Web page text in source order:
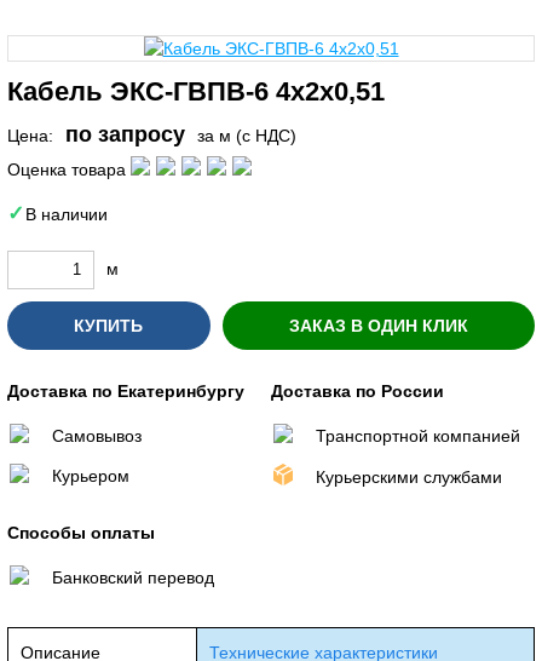
Кабель ЭКС-ГВПВ-6 4х2х0,51
Цена: по запросу
за м (с НДС)
Оценка товара
В наличии
м
КУПИТЬ ЗАКАЗ В ОДИН КЛИК
Доставка по Екатеринбургу
Самовывоз
Курьером
Доставка по России
Транспортной компанией
Курьерскими службами
Способы оплаты
Банковский перевод
Описание Технические характеристики